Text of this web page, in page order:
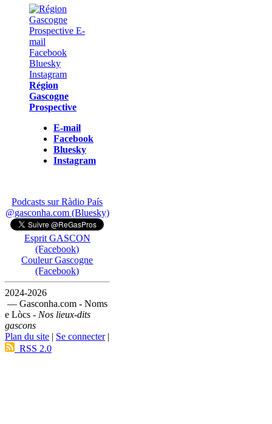
Région
Gascogne
Prospective
E-mail
Facebook
Bluesky
Instagram
Podcasts sur Ràdio País
@gasconha.com (Bluesky)
Esprit GASCON
(Facebook)
Couleur Gascogne
(Facebook)
2024-2026
— Gasconha.com - Noms
e Lòcs - Nos lieux-dits
gascons
Plan du site | Se connecter|
RSS 2.0